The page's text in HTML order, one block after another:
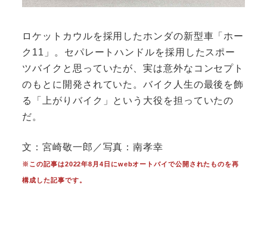
ロケットカウルを採用したホンダの新型車「ホー
ク11」。セパレートハンドルを採用したスポー
ツバイクと思っていたが、実は意外なコンセプト
のもとに開発されていた。バイク人生の最後を飾
る「上がりバイク」という大役を担っていたの
だ。
文：宮崎敬一郎／写真：南孝幸
※この記事は2022年8月4日にwebオートバイで公開されたものを再
構成した記事です。